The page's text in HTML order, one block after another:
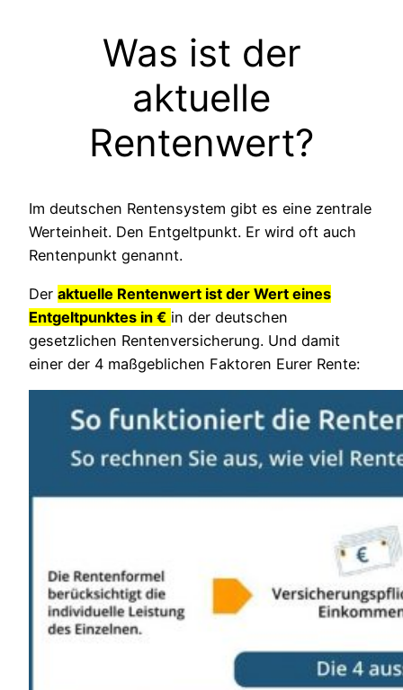
Was ist der
aktuelle
Rentenwert?
Im deutschen Rentensystem gibt es eine zentrale
Werteinheit. Den Entgeltpunkt. Er wird oft auch
Rentenpunkt genannt.
Der aktuelle Rentenwert ist der Wert eines
Entgeltpunktes in € in der deutschen
gesetzlichen Rentenversicherung. Und damit
einer der 4 maßgeblichen Faktoren Eurer Rente: